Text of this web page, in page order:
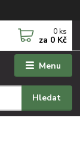
Menu
Hledat
0 ks
za 0 Kč